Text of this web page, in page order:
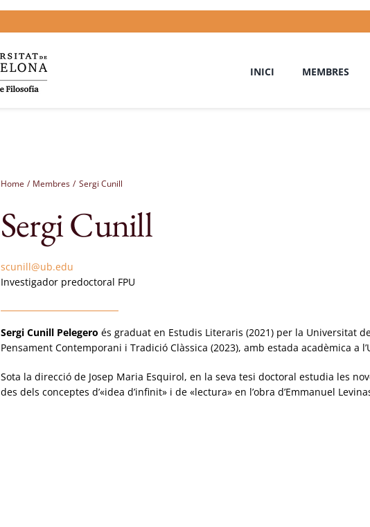
INICI MEMBRES
Home Membres Sergi Cunill
Sergi Cunill
scunill@ub.edu
Investigador predoctoral FPU
Sergi Cunill Pelegero és graduat en Estudis Literaris (2021) per la Universitat
Pensament Contemporani i Tradició Clàssica (2023), amb estada acadèmica a
Sota la direcció de Josep Maria Esquirol, en la seva tesi doctoral estudia les
des dels conceptes d’«idea d’infinit» i de «lectura» en l’obra d’Emmanuel